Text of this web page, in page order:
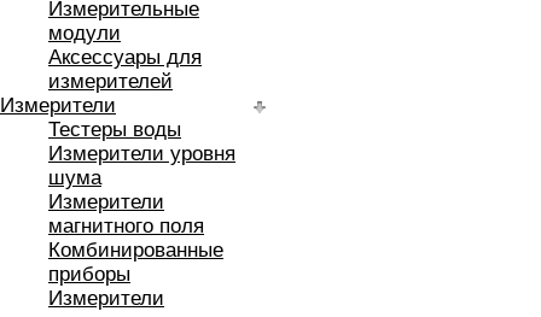
Измерительные
модули
Аксессуары для
измерителей
Измерители
Тестеры воды
Измерители уровня
шума
Измерители
магнитного поля
Комбинированные
приборы
Измерители